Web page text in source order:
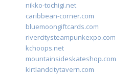
nikko-tochigi.net
caribbean-corner.com
bluemoongiftcards.com
rivercitysteampunkexpo.com
kchoops.net
mountainsideskateshop.com
kirtlandcitytavern.com